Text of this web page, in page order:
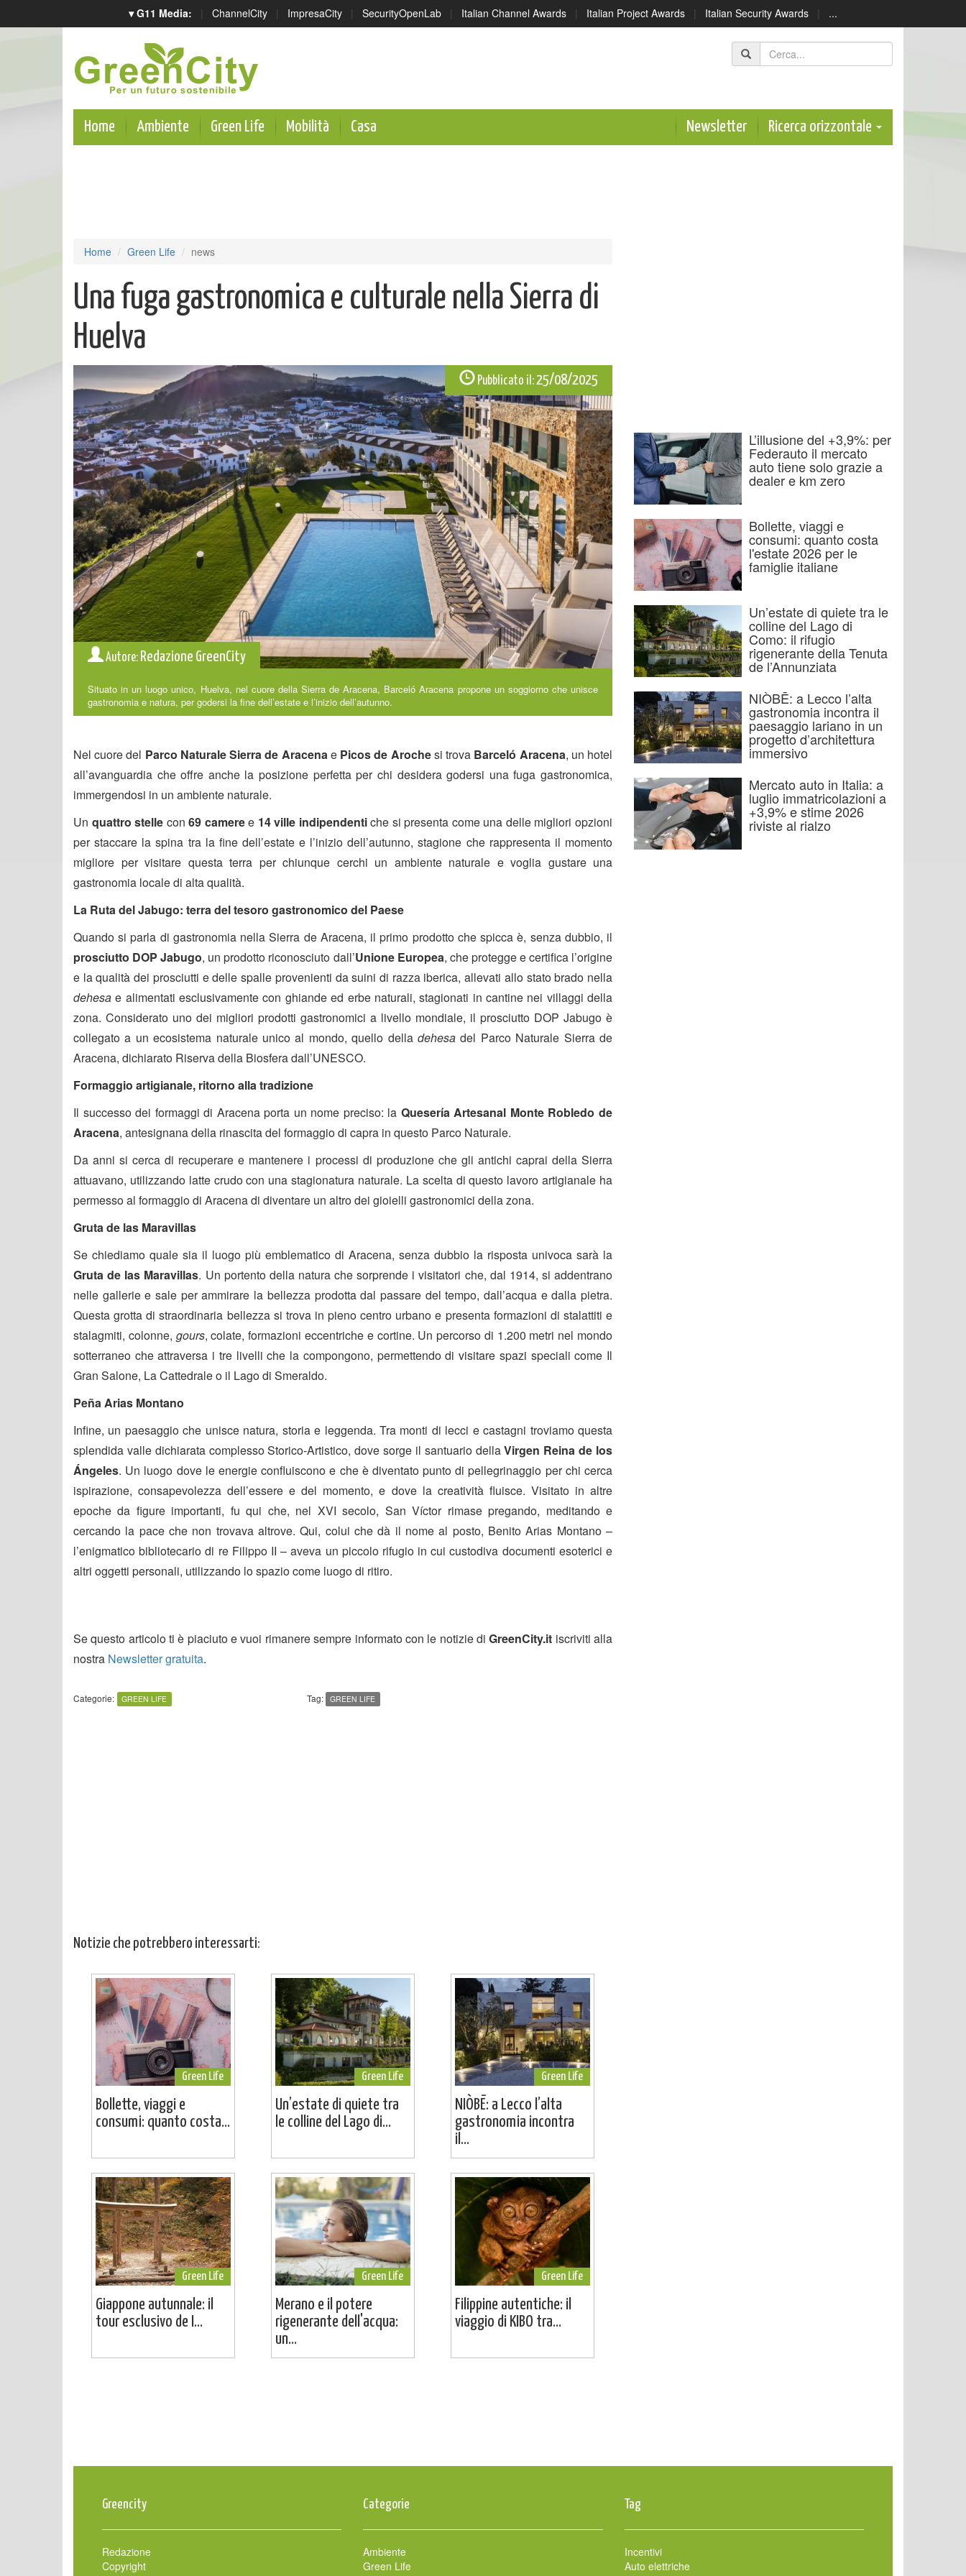
▾ G11 Media: | ChannelCity | ImpresaCity | SecurityOpenLab | Italian Channel Awards | Italian Project Awards | Italian Security Awards | ...
Home Ambiente Green Life Mobilità Casa Newsletter Ricerca orizzontale
Home Green Life news
Una fuga gastronomica e culturale nella Sierra di
Huelva
Pubblicato il:25/08/2025
Autore: Redazione GreenCity
Situato in un luogo unico, Huelva, nel cuore della Sierra de Aracena, Barceló Aracena propone un soggiorno che unisce
gastronomia e natura, per godersi la fine dell’estate e l’inizio dell’autunno.
Nel cuore del Parco Naturale Sierra de AracenaePicos de Arochesi trova Barceló Aracena, un hotel
all’avanguardia che offre anche la posizione perfetta per chi desidera godersi una fuga gastronomica,
immergendosi in un ambiente naturale.
Un quattro stelle con69 cameree 14 ville indipendentiche si presenta come una delle migliori opzioni
per staccare la spina tra la fine dell’estate e l’inizio dell’autunno, stagione che rappresenta il momento
migliore per visitare questa terra per chiunque cerchi un ambiente naturale e voglia gustare una
gastronomia locale di alta qualità.
La Ruta del Jabugo: terra del tesoro gastronomico del Paese
Quando si parla di gastronomia nella Sierra de Aracena, il primo prodotto che spicca è, senza dubbio, il
prosciutto DOP Jabugo, un prodotto riconosciuto dall’Unione Europea, che protegge e certifica l’origine
e la qualità dei prosciutti e delle spalle provenienti da suini di razza iberica, allevati allo stato brado nella
dehesa e alimentati esclusivamente con ghiande ed erbe naturali, stagionati in cantine nei villaggi della
zona. Considerato uno dei migliori prodotti gastronomici a livello mondiale, il prosciutto DOP Jabugo è
collegato a un ecosistema naturale unico al mondo, quello della dehesa del Parco Naturale Sierra de
Aracena, dichiarato Riserva della Biosfera dall’UNESCO.
Formaggio artigianale, ritorno alla tradizione
Il successo dei formaggi di Aracena porta un nome preciso: la Quesería Artesanal Monte Robledo de
Aracena, antesignana della rinascita del formaggio di capra in questo Parco Naturale.
Da anni si cerca di recuperare e mantenere i processi di produzione che gli antichi caprai della Sierra
attuavano, utilizzando latte crudo con una stagionatura naturale. La scelta di questo lavoro artigianale ha
permesso al formaggio di Aracena di diventare un altro dei gioielli gastronomici della zona.
Gruta de las Maravillas
Se chiediamo quale sia il luogo più emblematico di Aracena, senza dubbio la risposta univoca sarà la
Gruta de las Maravillas. Un portento della natura che sorprende i visitatori che, dal 1914, si addentrano
nelle gallerie e sale per ammirare la bellezza prodotta dal passare del tempo, dall’acqua e dalla pietra.
Questa grotta di straordinaria bellezza si trova in pieno centro urbano e presenta formazioni di stalattiti e
stalagmiti, colonne, gours, colate, formazioni eccentriche e cortine. Un percorso di 1.200 metri nel mondo
sotterraneo che attraversa i tre livelli che la compongono, permettendo di visitare spazi speciali come Il
Gran Salone, La Cattedrale o il Lago di Smeraldo.
Peña Arias Montano
Infine, un paesaggio che unisce natura, storia e leggenda. Tra monti di lecci e castagni troviamo questa
splendida valle dichiarata complesso Storico-Artistico, dove sorge il santuario dellaVirgen Reina de los
Ángeles. Un luogo dove le energie confluiscono e che è diventato punto di pellegrinaggio per chi cerca
ispirazione, consapevolezza dell’essere e del momento, e dove la creatività fluisce. Visitato in altre
epoche da figure importanti, fu qui che, nel XVI secolo, San Víctor rimase pregando, meditando e
cercando la pace che non trovava altrove. Qui, colui che dà il nome al posto, Benito Arias Montano –
l’enigmatico bibliotecario di re Filippo II – aveva un piccolo rifugio in cui custodiva documenti esoterici e
altri oggetti personali, utilizzando lo spazio come luogo di ritiro.
Se questo articolo ti è piaciuto e vuoi rimanere sempre informato con le notizie diGreenCity.it iscriviti alla
nostra Newsletter gratuita.
Categorie: GREEN LIFE Tag: GREEN LIFE
Notizie che potrebbero interessarti:
Green Life
Bollette, viaggi e
consumi: quanto costa...
Green Life
Un’estate di quiete tra
le colline del Lago di...
Green Life
NIÒBĒ: a Lecco l’alta
gastronomia incontra
il...
Green Life
Giappone autunnale: il
tour esclusivo de I...
Green Life
Merano e il potere
rigenerante dell'acqua:
un...
Green Life
Filippine autentiche: il
viaggio di KIBO tra...
L’illusione del +3,9%: per
Federauto il mercato
auto tiene solo grazie a
dealer e km zero
Bollette, viaggi e
consumi: quanto costa
l'estate 2026 per le
famiglie italiane
Un’estate di quiete tra le
colline del Lago di
Como: il rifugio
rigenerante della Tenuta
de l’Annunziata
NIÒBĒ: a Lecco l’alta
gastronomia incontra il
paesaggio lariano in un
progetto d’architettura
immersivo
Mercato auto in Italia: a
luglio immatricolazioni a
+3,9% e stime 2026
riviste al rialzo
Greencity
Redazione
Copyright
Categorie
Ambiente
Green Life
Tag
Incentivi
Auto elettriche